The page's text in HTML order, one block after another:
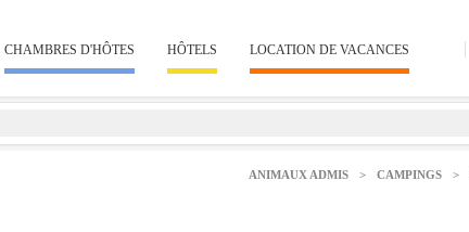
CHAMBRES D'HÔTES HÔTELS LOCATION DE VACANCES
ANIMAUX ADMIS > CAMPINGS >